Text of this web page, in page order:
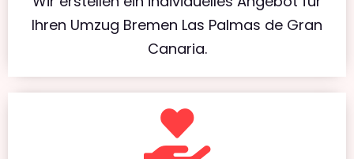
Ihren Umzug Bremen Las Palmas de Gran
Canaria.